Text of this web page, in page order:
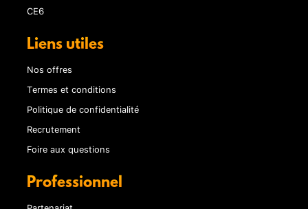
CE6
Liens utiles
Nos offres
Termes et conditions
Politique de confidentialité
Recrutement
Foire aux questions
Professionnel